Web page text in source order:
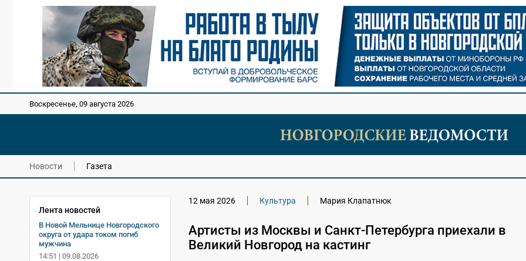
Воскресенье, 09 августа 2026
Новости Газета
Лента новостей
В Новой Мельнице Новгородского
округа от удара током погиб
мужчина
14:51 | 09.08.2026
12 мая 2026 Культура Мария Клапатнюк
Артисты из Москвы и Санкт-Петербурга приехали в
Великий Новгород на кастинг